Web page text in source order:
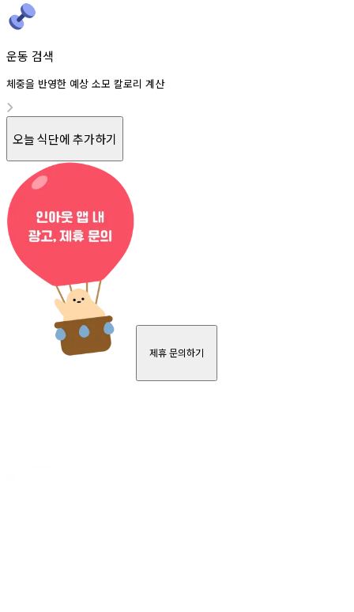
운동 검색
체중을 반영한 예상 소모 칼로리 계산
오늘 식단에 추가하기
제휴 문의하기